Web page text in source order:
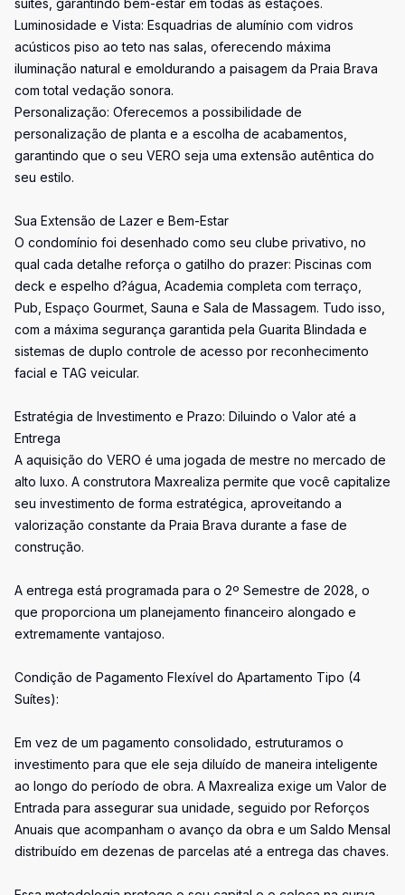
suítes, garantindo bem-estar em todas as estações.
Luminosidade e Vista: Esquadrias de alumínio com vidros
acústicos piso ao teto nas salas, oferecendo máxima
iluminação natural e emoldurando a paisagem da Praia Brava
com total vedação sonora.
Personalização: Oferecemos a possibilidade de
personalização de planta e a escolha de acabamentos,
garantindo que o seu VERO seja uma extensão autêntica do
seu estilo.
Sua Extensão de Lazer e Bem-Estar
O condomínio foi desenhado como seu clube privativo, no
qual cada detalhe reforça o gatilho do prazer: Piscinas com
deck e espelho d?água, Academia completa com terraço,
Pub, Espaço Gourmet, Sauna e Sala de Massagem. Tudo isso,
com a máxima segurança garantida pela Guarita Blindada e
sistemas de duplo controle de acesso por reconhecimento
facial e TAG veicular.
Estratégia de Investimento e Prazo: Diluindo o Valor até a
Entrega
A aquisição do VERO é uma jogada de mestre no mercado de
alto luxo. A construtora Maxrealiza permite que você capitalize
seu investimento de forma estratégica, aproveitando a
valorização constante da Praia Brava durante a fase de
construção.
A entrega está programada para o 2º Semestre de 2028, o
que proporciona um planejamento financeiro alongado e
extremamente vantajoso.
Condição de Pagamento Flexível do Apartamento Tipo (4
Suítes):
Em vez de um pagamento consolidado, estruturamos o
investimento para que ele seja diluído de maneira inteligente
ao longo do período de obra. A Maxrealiza exige um Valor de
Entrada para assegurar sua unidade, seguido por Reforços
Anuais que acompanham o avanço da obra e um Saldo Mensal
distribuído em dezenas de parcelas até a entrega das chaves.